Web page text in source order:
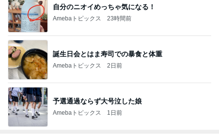
自分のニオイめっちゃ気になる！
Amebaトピックス 23時間前
誕生日会とはま寿司での暴食と体重
Amebaトピックス 2日前
予選通過ならず大号泣した娘
Amebaトピックス 1日前